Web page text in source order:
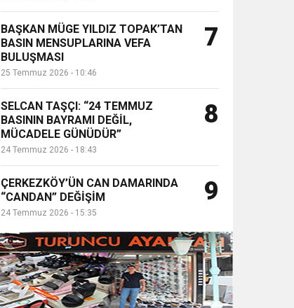
BAŞKAN MÜGE YILDIZ TOPAK’TAN
BASIN MENSUPLARINA VEFA
BULUŞMASI
25 Temmuz 2026 - 10:46
7
SELCAN TAŞÇI: “24 TEMMUZ
BASININ BAYRAMI DEĞİL,
MÜCADELE GÜNÜDÜR”
24 Temmuz 2026 - 18:43
8
ÇERKEZKÖY’ÜN CAN DAMARINDA
“CANDAN” DEĞİŞİM
24 Temmuz 2026 - 15:35
9